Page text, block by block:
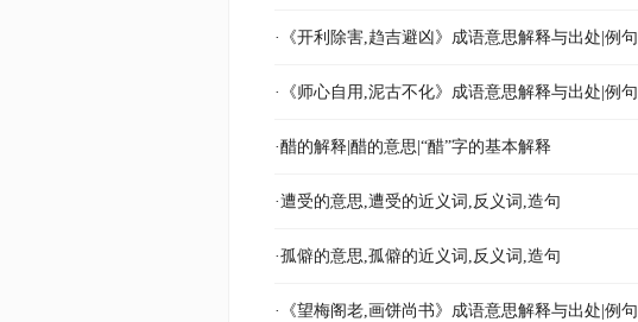
·《开利除害,趋吉避凶》成语意思解释与出处|例句
·《师心自用,泥古不化》成语意思解释与出处|例句
·醋的解释|醋的意思|“醋”字的基本解释
·遭受的意思,遭受的近义词,反义词,造句
·孤僻的意思,孤僻的近义词,反义词,造句
·《望梅阁老,画饼尚书》成语意思解释与出处|例句